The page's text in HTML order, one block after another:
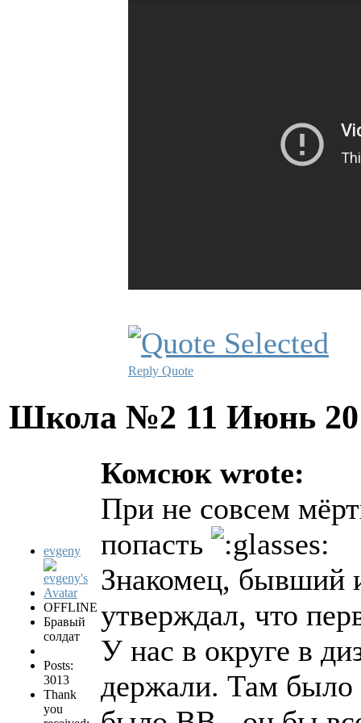
Reply Quote
Школа №2 11 Июнь
evgeny
OFFLINE
Бравый
солдат
Posts:
3013
Thank
you
Комсюк wrote:
При не совсем
попасть
Знакомец, бывший
утверждал, что
У нас в округе в
держали. Там